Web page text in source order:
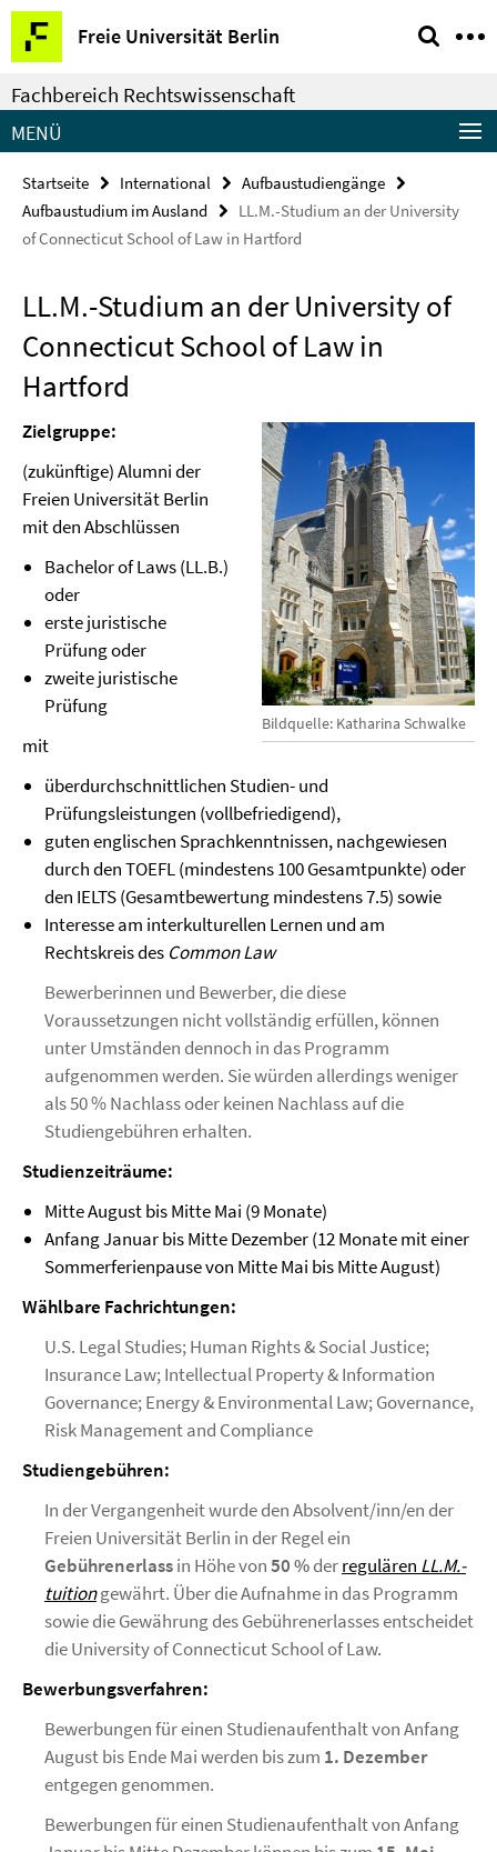
Springe
direkt
zu
Inhalt
Freie Universität Berlin
Service-
Navigation
Fachbereich Rechtswissenschaft
MENÜ
Startseite International
Aufbaustudiengänge
Aufbaustudium im Ausland
LL.M.-Studium an der University
of Connecticut School of Law in Hartford
LL.M.-Studium an der University of
Connecticut School of Law in
Hartford
Bildquelle: Katharina Schwalke
Zielgruppe:
(zukünftige) Alumni der
Freien Universität Berlin
mit den Abschlüssen
Bachelor of Laws (LL.B.)
oder
erste juristische
Prüfung oder
zweite juristische
Prüfung
mit
überdurchschnittlichen Studien- und
Prüfungsleistungen (vollbefriedigend),
guten englischen Sprachkenntnissen, nachgewiesen
durch den TOEFL (mindestens 100 Gesamtpunkte) oder
den IELTS (Gesamtbewertung mindestens 7.5) sowie
Interesse am interkulturellen Lernen und am
Rechtskreis des Common Law
Bewerberinnen und Bewerber, die diese
Voraussetzungen nicht vollständig erfüllen, können
unter Umständen dennoch in das Programm
aufgenommen werden. Sie würden allerdings weniger
als 50 % Nachlass oder keinen Nachlass auf die
Studiengebühren erhalten.
Studienzeiträume:
Mitte August bis Mitte Mai (9 Monate)
Anfang Januar bis Mitte Dezember (12 Monate mit einer
Sommerferienpause von Mitte Mai bis Mitte August)
Wählbare Fachrichtungen:
U.S. Legal Studies; Human Rights & Social Justice;
Insurance Law; Intellectual Property & Information
Governance; Energy & Environmental Law; Governance,
Risk Management and Compliance
Studiengebühren:
In der Vergangenheit wurde den Absolvent/inn/en der
Freien Universität Berlin in der Regel ein
Gebührenerlassin Höhe von50 %derregulären LL.M.-
tuitiongewährt. Über die Aufnahme in das Programm
sowie die Gewährung des Gebührenerlasses entscheidet
die University of Connecticut School of Law.
Bewerbungsverfahren:
Bewerbungen für einen Studienaufenthalt von Anfang
August bis Ende Mai werden bis zum 1. Dezember
entgegen genommen.
Bewerbungen für einen Studienaufenthalt von Anfang